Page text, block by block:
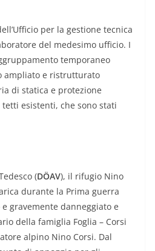
per la gestione tecnica
del medesimo ufficio. I
temporaneo
ampliato e ristrutturato
di statica e protezione
esistenti, che sono stati
(DÖAV), il rifugio Nino
durante la Prima guerra
gravemente danneggiato e
della famiglia Foglia – Corsi
alpino Nino Corsi. Dal